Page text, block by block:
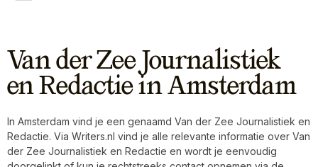
Van der Zee Journalistiek
en Redactie in Amsterdam
In Amsterdam vind je een genaamd Van der Zee Journalistiek en
Redactie. Via Writers.nl vind je alle relevante informatie over Van
der Zee Journalistiek en Redactie en wordt je eenvoudig